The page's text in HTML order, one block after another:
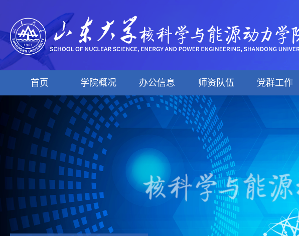
首页 学院概况 办公信息 师资队伍 党群工作